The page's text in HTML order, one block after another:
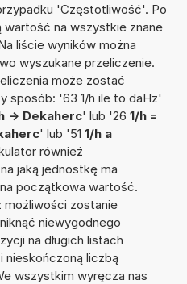
'Częstotliwość'. Po
na wszystkie znane
liście wyników można
wyszukane przeliczenie.
może zostać
sposób: '63 1/h ile to daHz'
-> Dekaherc' lub '26 1/h =
' lub '51 1/h a
również
jaką jednostkę ma
początkowa wartość.
możliwości zostanie
niewygodnego
na długich listach
nieskończoną liczbą
wszystkim wyręcza nas